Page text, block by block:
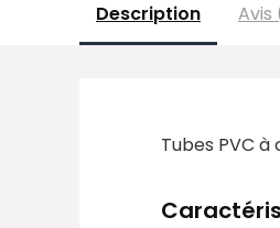
Description Avis
Tubes PVC